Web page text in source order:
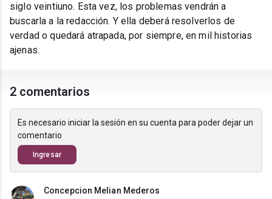
siglo veintiuno. Esta vez, los problemas vendrán a
buscarla a la redacción. Y ella deberá resolverlos de
verdad o quedará atrapada, por siempre, en mil historias
ajenas.
2 comentarios
Es necesario iniciar la sesión en su cuenta para poder dejar un
comentario
Ingresar
Concepcion Melian Mederos